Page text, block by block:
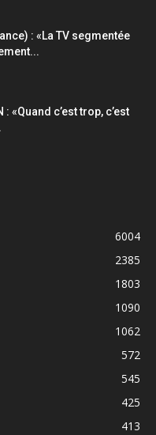
: «La TV segmentée
: «Quand c’est trop, c’est
6004
2385
1803
1090
1062
572
545
425
413